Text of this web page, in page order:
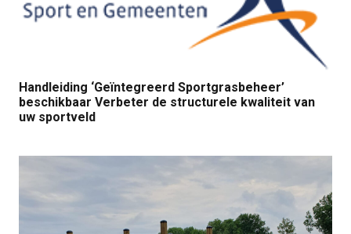
Handleiding ‘Geïntegreerd Sportgrasbeheer’
beschikbaar Verbeter de structurele kwaliteit van
uw sportveld